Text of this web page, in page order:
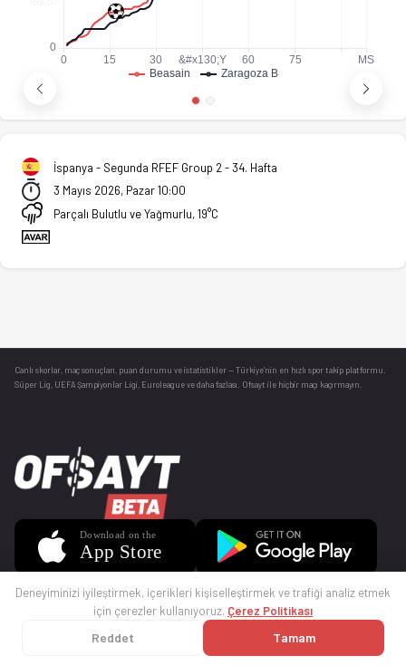
İspanya - Segunda RFEF Group 2 - 34. Hafta
3 Mayıs 2026, Pazar 10:00
Parçalı Bulutlu ve Yağmurlu, 19°C
Canlı skorlar , maç sonuçları, puan durumu ve istatistikler — Türkiye’nin en hızlı spor takip platformu.
Süper Lig, UEFA Şampiyonlar Ligi, Euroleague ve daha fazlası. Ofsayt ile hiçbir maçı kaçırmayın.
© 2025 Ofsayt
Deneyiminizi iyileştirmek, içerikleri kişiselleştirmek ve trafiği analiz etmek
için çerezler kullanıyoruz. Çerez Politikası
Reddet Tamam